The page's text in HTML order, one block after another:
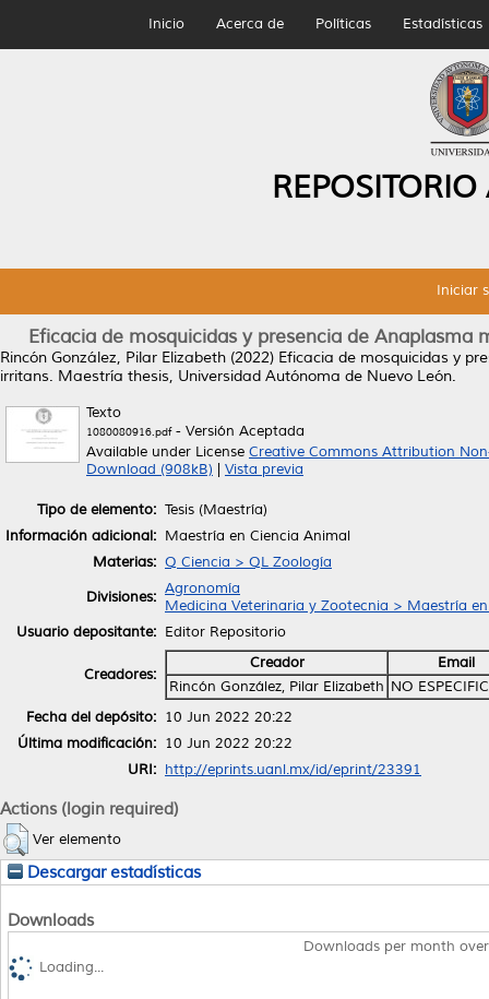
Inicio Acerca de Políticas Estadísticas
Iniciar
Eficacia de mosquicidas y presencia de Anaplasma
Rincón González, Pilar Elizabeth (2022) Eficacia de mosquicidas y
irritans. Maestría thesis, Universidad Autónoma de Nuevo León.
Texto
1080080916.pdf- Versión Aceptada
Available under License Creative Commons Attribution
Download (908kB)
Vista previa
Tipo de elemento: Tesis (Maestría)
Información adicional: Maestría en Ciencia Animal
Materias: Q Ciencia > QL Zoología
Divisiones: Agronomía
Medicina Veterinaria y Zootecnia > Maestría
Usuario depositante: Editor Repositorio
Creadores:
Creador
Email
Rincón González, Pilar Elizabeth NO
Fecha del depósito: 10 Jun 2022 20:22
Última modificación: 10 Jun 2022 20:22
URI: http://eprints.uanl.mx/id/eprint/23391
Actions (login required)
Ver elemento
Descargar estadísticas
Downloads
Downloads per month
Loading...